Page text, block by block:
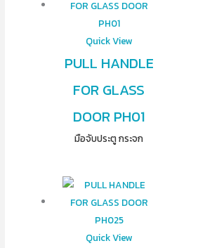
Quick View
PULL HANDLE
FOR GLASS
DOOR PH01
มือจับประตู กระจก
Quick View